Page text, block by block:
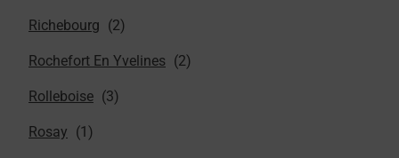
Richebourg
Rochefort En Yvelines
Rolleboise
Rosay